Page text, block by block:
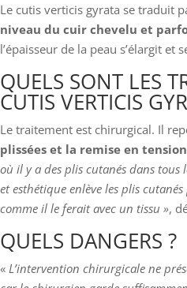
Le cutis verticis gyrata se traduit
niveau du cuir chevelu et
l’épaisseur de la peau s’élargit et
QUELS SONT LES
CUTIS VERTICIS
Le traitement est chirurgical. Il
plissées et la remise en
où il y a des plis cutanés dans tous
et esthétique enlève les plis
comme il le ferait avec un tissu »,
QUELS DANGERS ?
« L’intervention chirurgicale ne